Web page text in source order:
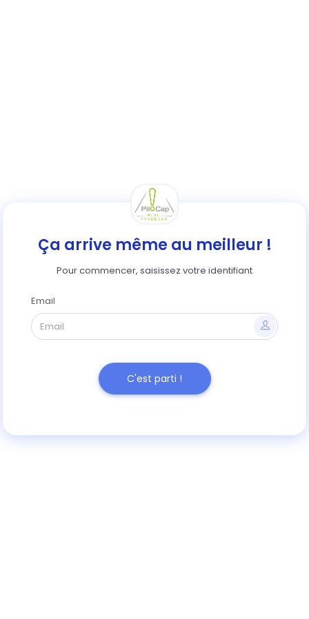
Ça arrive même au meilleur !
Pour commencer, saisissez votre identifiant
Email
C'est parti !